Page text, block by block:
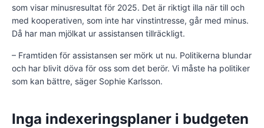
som visar minusresultat för 2025. Det är riktigt illa när till och
med kooperativen, som inte har vinstintresse, går med minus.
Då har man mjölkat ur assistansen tillräckligt.
– Framtiden för assistansen ser mörk ut nu. Politikerna blundar
och har blivit döva för oss som det berör. Vi måste ha politiker
som kan bättre, säger Sophie Karlsson.
Inga indexeringsplaner i budgeten